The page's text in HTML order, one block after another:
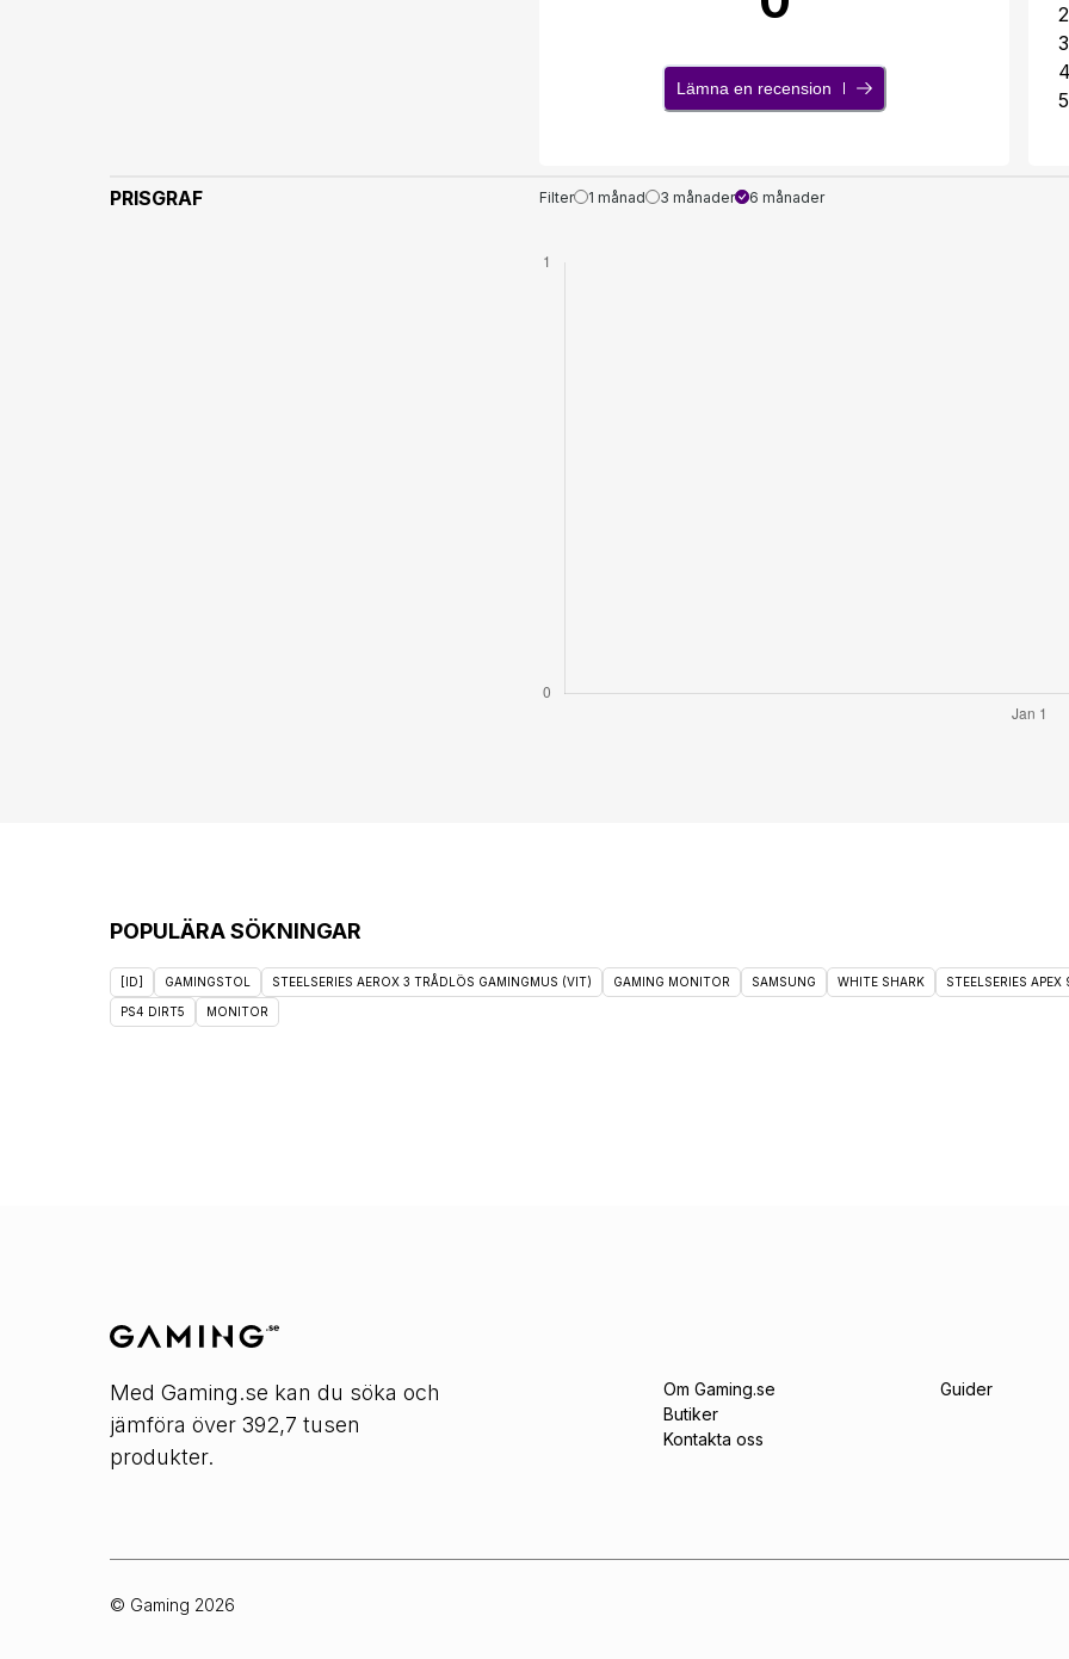
Lämna en recension
2
3
4
5
PRISGRAF Filter 1 månad 3 månader 6 månader
POPULÄRA SÖKNINGAR
[ID] GAMINGSTOL STEELSERIES AEROX 3 TRÅDLÖS GAMINGMUS (VIT) GAMING MONITOR SAMSUNG WHITE SHARK STEELSERIES
PS4 DIRT5 MONITOR
Med Gaming.se kan du söka och
jämföra över 392,7 tusen
produkter.
Om Gaming.se
Butiker
Kontakta oss
Guider
© Gaming 2026